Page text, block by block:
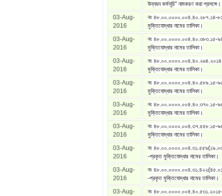
উন্নয়ন কর্মসূচি” নামকরণ করা প্রসঙ্গে।
03-Aug-
2016
নং ৪৮.০০.০০০০.০০৪.৪০.২৮৭.১৪-
মুক্তিযোদ্ধার নামের তালিকা।
03-Aug-
2016
নং ৪৮.০০.০০০০.০০৪.৪০.৩৮৩.১৫-
মুক্তিযোদ্ধার নামের তালিকা।
03-Aug-
2016
নং
মুক্তিযোদ্ধার নামের তালিকা।
03-Aug-
2016
নং ৪৮.০০.০০০০.০০৪.৪০.৫৮৯.১৫-
মুক্তিযোদ্ধার নামের তালিকা।
03-Aug-
2016
নং ৪৮.০০.০০০০.০০৪.৪০.৩৭০.১৫-
মুক্তিযোদ্ধার নামের তালিকা।
03-Aug-
2016
নং ৪৮.০০.০০০০.০০৪.৩৭.৫৫৮.১৫-
মুক্তিযোদ্ধার নামের তালিকা।
03-Aug-
2016
নং
-প্রকৃত মুক্তিযোদ্ধার নামের তালিকা।
03-Aug-
2016
নং
-প্রকৃত মুক্তিযোদ্ধার নামের তালিকা।
03-Aug-
নং